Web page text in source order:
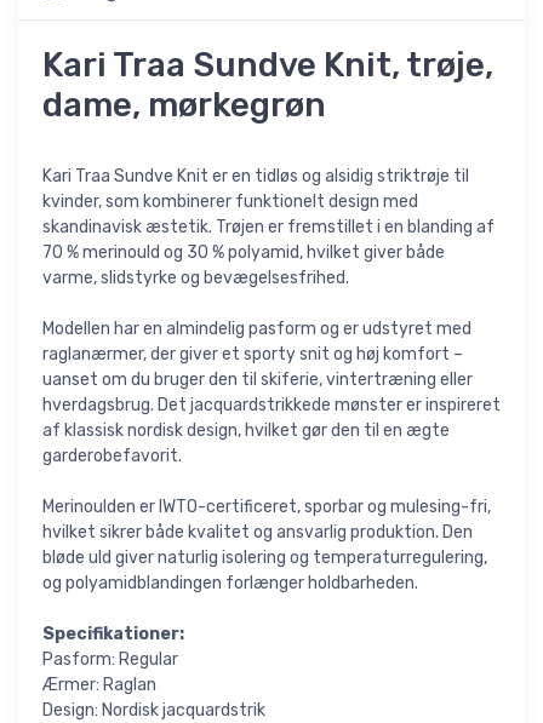
Kari Traa Sundve Knit, trøje,
dame, mørkegrøn
Kari Traa Sundve Knit er en tidløs og alsidig striktrøje til
kvinder, som kombinerer funktionelt design med
skandinavisk æstetik. Trøjen er fremstillet i en blanding af
70 % merinould og 30 % polyamid, hvilket giver både
varme, slidstyrke og bevægelsesfrihed.
Modellen har en almindelig pasform og er udstyret med
raglanærmer, der giver et sporty snit og høj komfort –
uanset om du bruger den til skiferie, vintertræning eller
hverdagsbrug. Det jacquardstrikkede mønster er inspireret
af klassisk nordisk design, hvilket gør den til en ægte
garderobefavorit.
Merinoulden er IWTO-certificeret, sporbar og mulesing-fri,
hvilket sikrer både kvalitet og ansvarlig produktion. Den
bløde uld giver naturlig isolering og temperaturregulering,
og polyamidblandingen forlænger holdbarheden.
Specifikationer:
Pasform: Regular
Ærmer: Raglan
Design: Nordisk jacquardstrik